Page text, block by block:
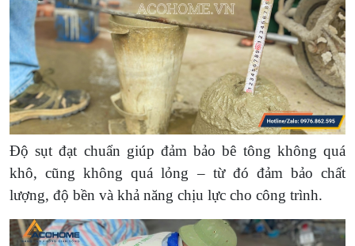
Độ sụt đạt chuẩn giúp đảm bảo bê tông không quá
khô, cũng không quá lỏng – từ đó đảm bảo chất
lượng, độ bền và khả năng chịu lực cho công trình.